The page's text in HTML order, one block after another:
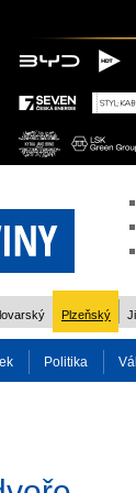
Plzeňský
Politika